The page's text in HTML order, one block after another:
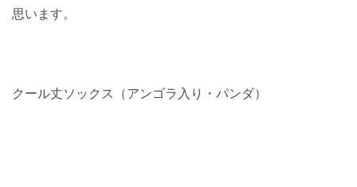
思います。
クール丈ソックス（アンゴラ入り・パンダ）